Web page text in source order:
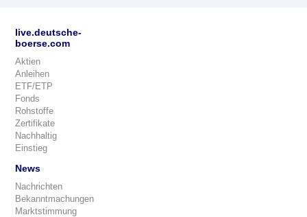
live.deutsche-
boerse.com
Aktien
Anleihen
ETF/ETP
Fonds
Rohstoffe
Zertifikate
Nachhaltig
Einstieg
News
Nachrichten
Bekanntmachungen
Marktstimmung